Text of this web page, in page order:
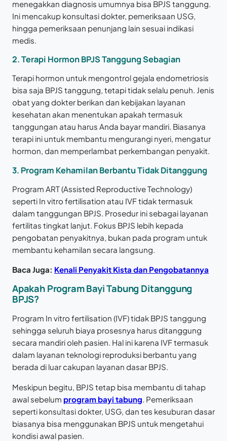
menegakkan diagnosis umumnya bisa BPJS tanggung.
Ini mencakup konsultasi dokter, pemeriksaan USG,
hingga pemeriksaan penunjang lain sesuai indikasi
medis.
2. Terapi Hormon BPJS Tanggung Sebagian
Terapi hormon untuk mengontrol gejala endometriosis
bisa saja BPJS tanggung, tetapi tidak selalu penuh. Jenis
obat yang dokter berikan dan kebijakan layanan
kesehatan akan menentukan apakah termasuk
tanggungan atau harus Anda bayar mandiri. Biasanya
terapi ini untuk membantu mengurangi nyeri, mengatur
hormon, dan memperlambat perkembangan penyakit.
3. Program Kehamilan Berbantu Tidak Ditanggung
Program ART (Assisted Reproductive Technology)
seperti In vitro fertilisation atau IVF tidak termasuk
dalam tanggungan BPJS. Prosedur ini sebagai layanan
fertilitas tingkat lanjut. Fokus BPJS lebih kepada
pengobatan penyakitnya, bukan pada program untuk
membantu kehamilan secara langsung.
Baca Juga: Kenali Penyakit Kista dan Pengobatannya
Apakah Program Bayi Tabung Ditanggung
BPJS?
Program In vitro fertilisation (IVF) tidak BPJS tanggung
sehingga seluruh biaya prosesnya harus ditanggung
secara mandiri oleh pasien. Hal ini karena IVF termasuk
dalam layanan teknologi reproduksi berbantu yang
berada di luar cakupan layanan dasar BPJS.
Meskipun begitu, BPJS tetap bisa membantu di tahap
awal sebelum program bayi tabung . Pemeriksaan
seperti konsultasi dokter, USG, dan tes kesuburan dasar
biasanya bisa menggunakan BPJS untuk mengetahui
kondisi awal pasien.